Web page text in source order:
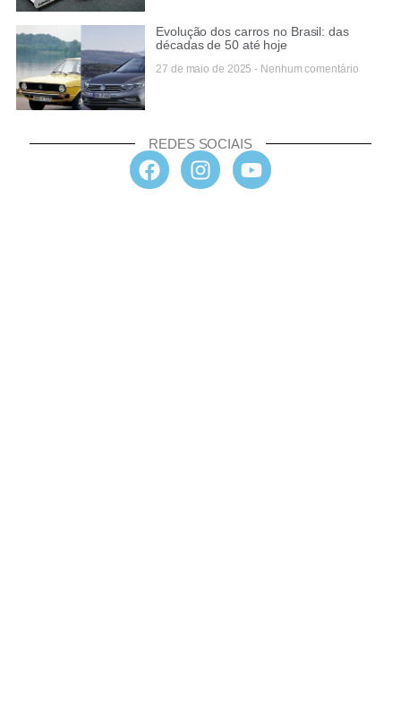
Evolução dos carros no Brasil: das
décadas de 50 até hoje
27 de maio de 2025 Nenhum comentário
REDES SOCIAIS